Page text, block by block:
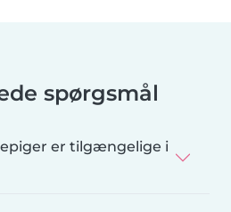
spørgsmål
er tilgængelige i